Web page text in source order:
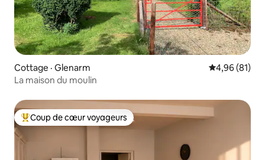
Cottage · Glenarm Note
4,96 (81)
La maison du moulin
Coup de cœur voyageurs parmi les plus aimés
Coup de cœur voyageurs